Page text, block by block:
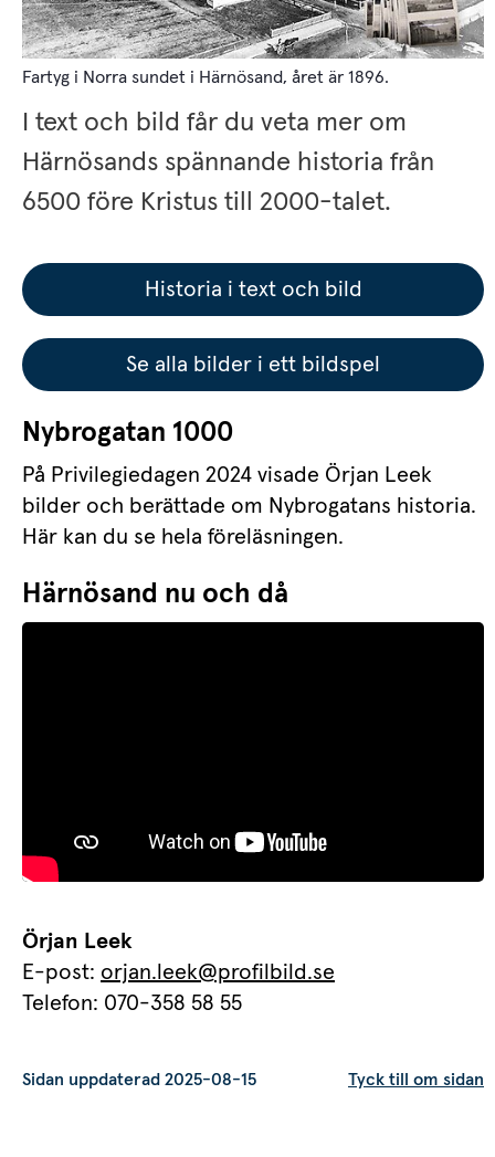
Fartyg i Norra sundet i Härnösand, året är 1896.
I text och bild får du veta mer om
Härnösands spännande historia från
6500 före Kristus till 2000-talet.
Historia i text och bild
Se alla bilder i ett bildspel
Nybrogatan 1000
På Privilegiedagen 2024 visade Örjan Leek
bilder och berättade om Nybrogatans historia.
Här kan du se hela föreläsningen.
Härnösand nu och då
Örjan Leek
E-post: orjan.leek@profilbild.se
Telefon: 070-358 58 55
Sidan uppdaterad 2025-08-15 Tyck till om sidan